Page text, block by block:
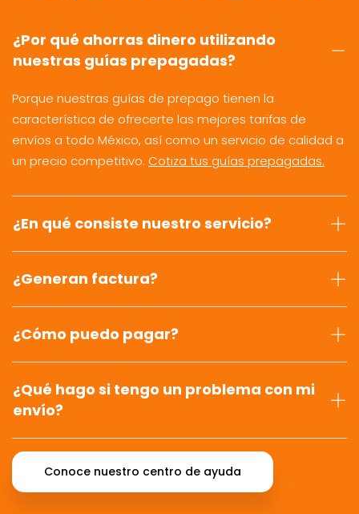
¿Por qué ahorras dinero utilizando
nuestras guías prepagadas?
Porque nuestras guías de prepago tienen la
característica de ofrecerte las mejores tarifas de
envíos a todo México, así como un servicio de calidad a
un precio competitivo. Cotiza tus guías prepagadas.
¿En qué consiste nuestro servicio?
¿Generan factura?
¿Cómo puedo pagar?
¿Qué hago si tengo un problema con mi
envío?
Conoce nuestro centro de ayuda